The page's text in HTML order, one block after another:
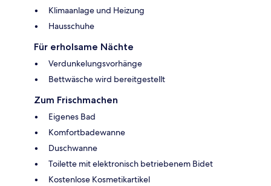
Klimaanlage und Heizung
Hausschuhe
Für erholsame Nächte
Verdunkelungsvorhänge
Bettwäsche wird bereitgestellt
Zum Frischmachen
Eigenes Bad
Komfortbadewanne
Duschwanne
Toilette mit elektronisch betriebenem Bidet
Kostenlose Kosmetikartikel